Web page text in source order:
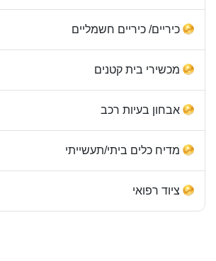
כיריים/ כיריים חשמליים
מכשירי בית קטנים
אבחון בעיות רכב
מדיח כלים ביתי/תעשייתי
ציוד רפואי